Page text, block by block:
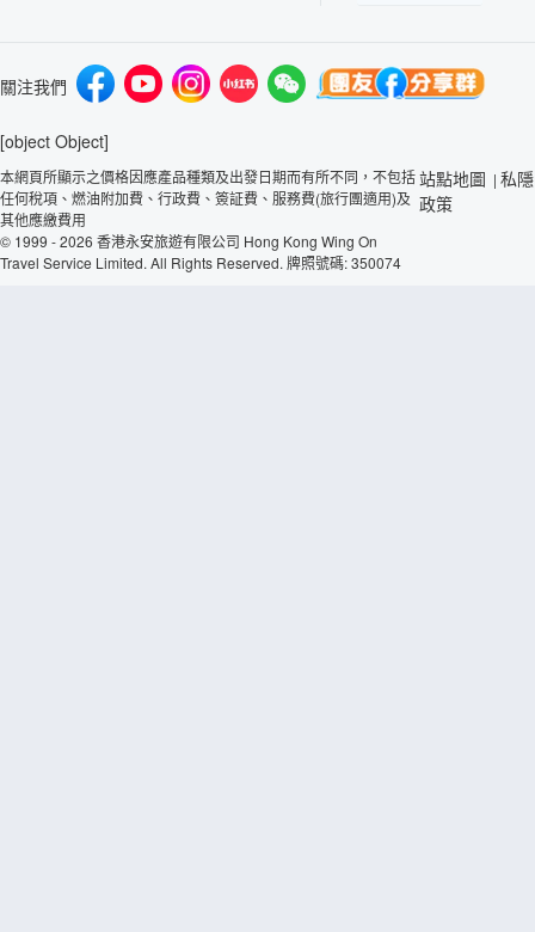
關注我們
[object Object]
本網頁所顯示之價格因應產品種類及出發日期而有所不同，不包括
任何稅項、燃油附加費、行政費、簽証費、服務費(旅行團適用)及
其他應繳費用
© 1999 - 2026 香港永安旅遊有限公司 Hong Kong Wing On
Travel Service Limited. All Rights Reserved. 牌照號碼: 350074
站點地圖 | 私隱
政策